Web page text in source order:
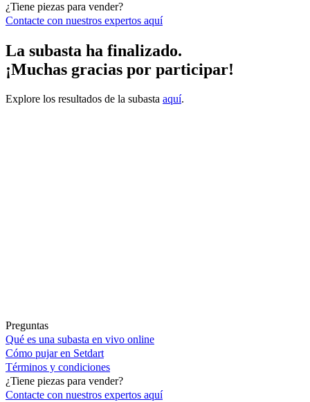
¿Tiene piezas para vender?
Contacte con nuestros expertos aquí
La subasta ha finalizado.
¡Muchas gracias por participar!
Explore los resultados de la subasta aquí.
Preguntas
Qué es una subasta en vivo online
Cómo pujar en Setdart
Términos y condiciones
¿Tiene piezas para vender?
Contacte con nuestros expertos aquí